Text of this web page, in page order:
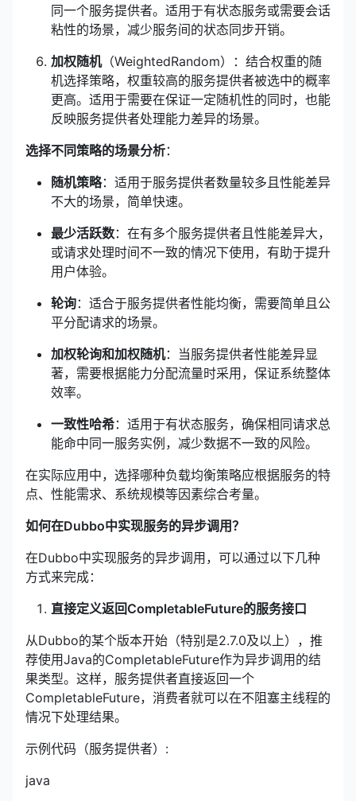
同一个服务提供者。适用于有状态服务或需要会话
粘性的场景，减少服务间的状态同步开销。
加权随机（WeightedRandom）：结合权重的随
机选择策略，权重较高的服务提供者被选中的概率
更高。适用于需要在保证一定随机性的同时，也能
反映服务提供者处理能力差异的场景。
选择不同策略的场景分析：
随机策略：适用于服务提供者数量较多且性能差异
不大的场景，简单快速。
最少活跃数：在有多个服务提供者且性能差异大，
或请求处理时间不一致的情况下使用，有助于提升
用户体验。
轮询：适合于服务提供者性能均衡，需要简单且公
平分配请求的场景。
加权轮询和加权随机：当服务提供者性能差异显
著，需要根据能力分配流量时采用，保证系统整体
效率。
一致性哈希：适用于有状态服务，确保相同请求总
能命中同一服务实例，减少数据不一致的风险。
在实际应用中，选择哪种负载均衡策略应根据服务的特
点、性能需求、系统规模等因素综合考量。
如何在Dubbo中实现服务的异步调用？
在Dubbo中实现服务的异步调用，可以通过以下几种
方式来完成：
直接定义返回CompletableFuture的服务接口
从Dubbo的某个版本开始（特别是2.7.0及以上），推
荐使用Java的CompletableFuture作为异步调用的结
果类型。这样，服务提供者直接返回一个
CompletableFuture，消费者就可以在不阻塞主线程的
情况下处理结果。
示例代码（服务提供者）:
java